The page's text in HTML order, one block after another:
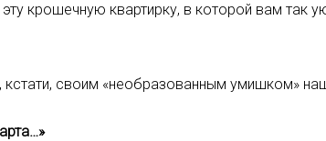
крошечную квартирку, в которой вам так
своим «необразованным умишком»